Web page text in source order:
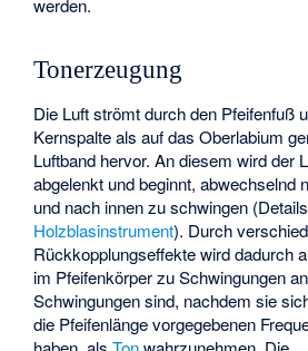
werden.
Tonerzeugung
Die Luft strömt durch den Pfeifenfuß
Kernspalte als auf das Oberlabium
Luftband hervor. An diesem wird der
abgelenkt und beginnt, abwechselnd
und nach innen zu schwingen
Holzblasinstrument). Durch
Rückkopplungseffekte wird dadurch
im Pfeifenkörper zu Schwingungen
Schwingungen sind, nachdem sie
die Pfeifenlänge vorgegebenen